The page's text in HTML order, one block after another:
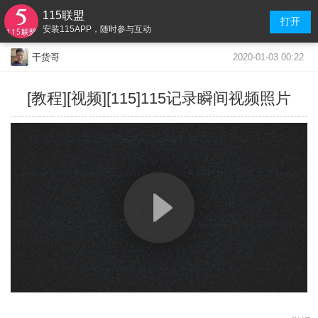
115联盟
安装115APP，随时参与互动
打开
干货哥 2020-01-03 00:22
[教程][视频][115]115记录瞬间视频照片